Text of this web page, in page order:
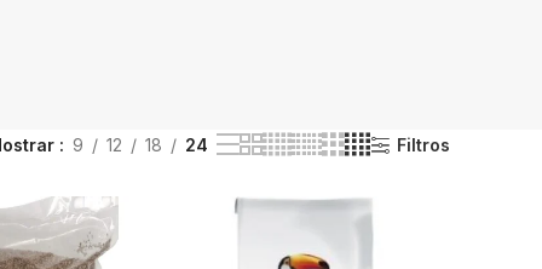
9 12 18 24 Filtros